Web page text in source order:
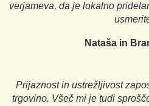
verjameva, da je lokalno
Nataša in
Prijaznost in ustrežljivost
trgovino. Všeč mi je tudi